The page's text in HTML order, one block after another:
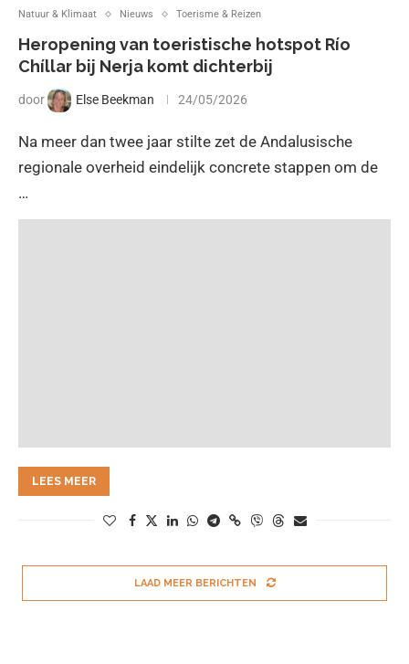
Natuur & Klimaat Nieuws Toerisme & Reizen
Heropening van toeristische hotspot Río
Chíllar bij Nerja komt dichterbij
door Else Beekman 24/05/2026
Na meer dan twee jaar stilte zet de Andalusische
regionale overheid eindelijk concrete stappen om de
…
LEES MEER
LAAD MEER BERICHTEN